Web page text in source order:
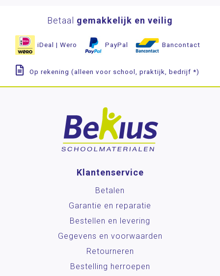
Betaal gemakkelijk en veilig
iDeal | Wero PayPal Bancontact
Op rekening (alleen voor school, praktijk, bedrijf *)
Klantenservice
Betalen
Garantie en reparatie
Bestellen en levering
Gegevens en voorwaarden
Retourneren
Bestelling herroepen